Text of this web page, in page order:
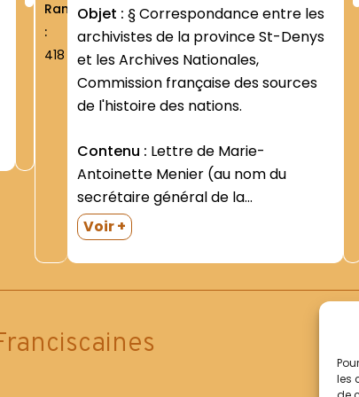
les
Rang
:
418
Objet : § Correspondance entre les
archivistes de la province St-Denys
et les Archives Nationales,
Commission française des sources
de l'histoire des nations.
Contenu :
Antoinette Menier (au nom du
secrétaire général de la
Commission)- demandant à être
informée éventuellement de
l'existence d'archives concernant
l'Asie et l'Océanie (Paris- 20 août
Lionel Sonnet (Rennes- 26 oct.
Voir +